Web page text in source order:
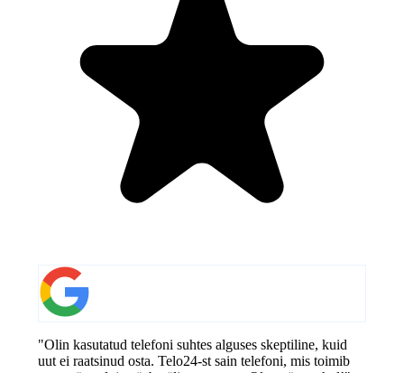
"Olin kasutatud telefoni suhtes alguses skeptiline, kuid
uut ei raatsinud osta. Telo24-st sain telefoni, mis toimib